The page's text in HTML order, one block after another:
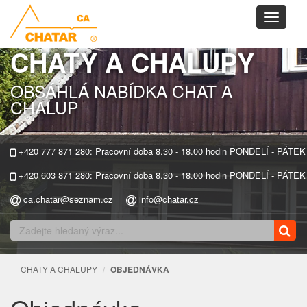
Toggle
CHATY A CHALUPY
OBSÁHLÁ NABÍDKA CHAT A
CHALUP
+420 777 871 280: Pracovní doba 8.30 - 18.00 hodin PONDĚLÍ - PÁTEK
+420 603 871 280: Pracovní doba 8.30 - 18.00 hodin PONDĚLÍ - PÁTEK
ca.chatar@seznam.cz
info@chatar.cz
CHATY A CHALUPY OBJEDNÁVKA